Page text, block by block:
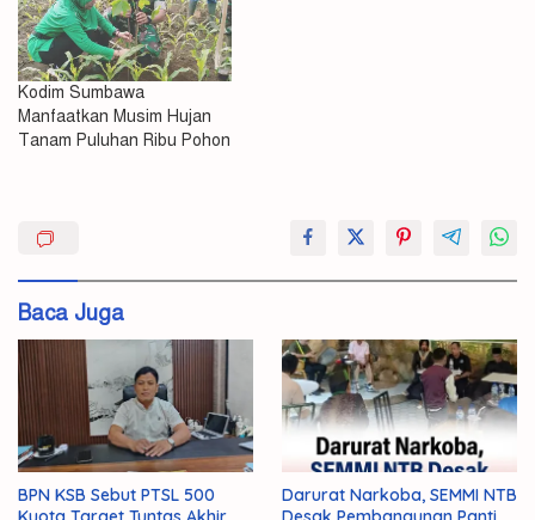
Kodim Sumbawa
Manfaatkan Musim Hujan
Tanam Puluhan Ribu Pohon
Tionghoa
TNI
Peduli
Baca Juga
BPN KSB Sebut PTSL 500
Darurat Narkoba, SEMMI NTB